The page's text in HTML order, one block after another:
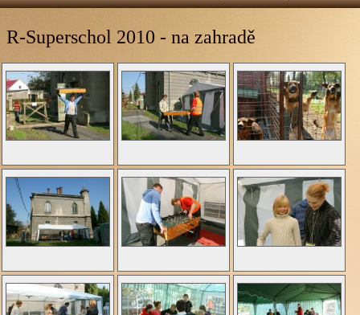
R-Superschol 2010 - na zahradě